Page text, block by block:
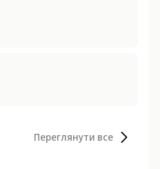
Переглянути все